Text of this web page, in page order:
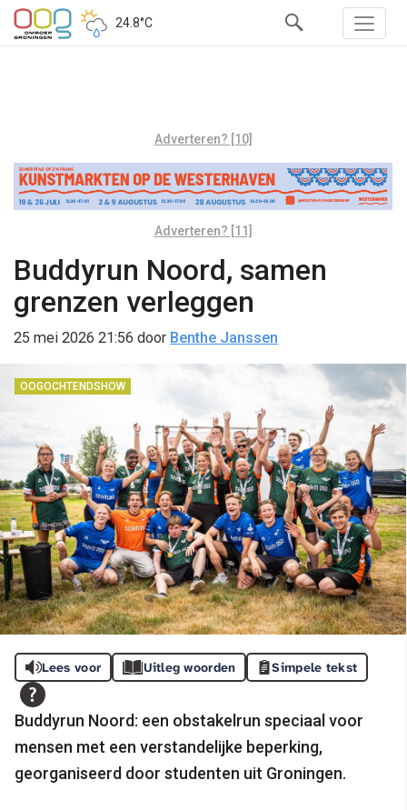
24.8°C
Adverteren? [10]
Adverteren? [11]
Buddyrun Noord, samen
grenzen verleggen
25 mei 2026 21:56 door Benthe Janssen
OOGOCHTENDSHOW
Lees voor Uitleg woorden Simpele tekst
Buddyrun Noord: een obstakelrun speciaal voor
mensen met een verstandelijke beperking,
georganiseerd door studenten uit Groningen.